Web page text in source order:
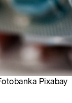
Pixabay